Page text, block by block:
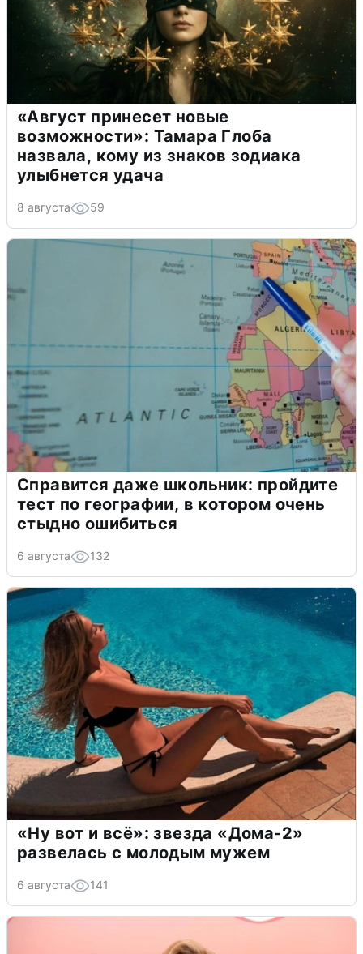
«Август принесет новые
возможности»: Тамара Глоба
назвала, кому из знаков зодиака
улыбнется удача
8 августа 59
Справится даже школьник: пройдите
тест по географии, в котором очень
стыдно ошибиться
6 августа 132
«Ну вот и всё»: звезда «Дома-2»
развелась с молодым мужем
6 августа 141